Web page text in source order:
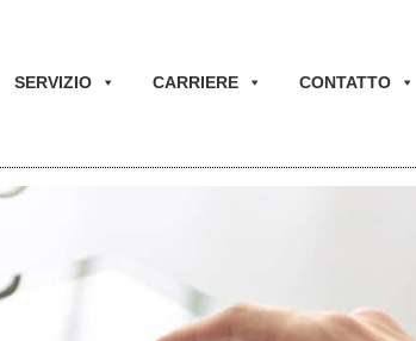
SERVIZIO CARRIERE CONTATTO